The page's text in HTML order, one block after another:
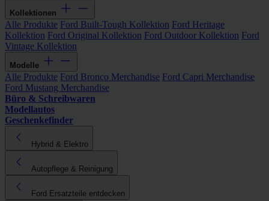
Kollektionen
Alle Produkte Ford Built-Tough Kollektion Ford Heritage
Kollektion Ford Original Kollektion Ford Outdoor Kollektion Ford
Vintage Kollektion
Modelle
Alle Produkte Ford Bronco Merchandise Ford Capri Merchandise
Ford Mustang Merchandise
Büro & Schreibwaren
Modellautos
Geschenkefinder
Hybrid & Elektro
Autopflege & Reinigung
Ford Ersatzteile entdecken